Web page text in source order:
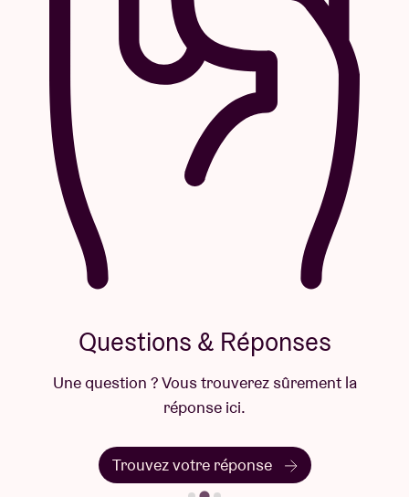
Questions & Réponses
Une question ? Vous trouverez sûrement la
réponse ici.
Trouvez votre réponse